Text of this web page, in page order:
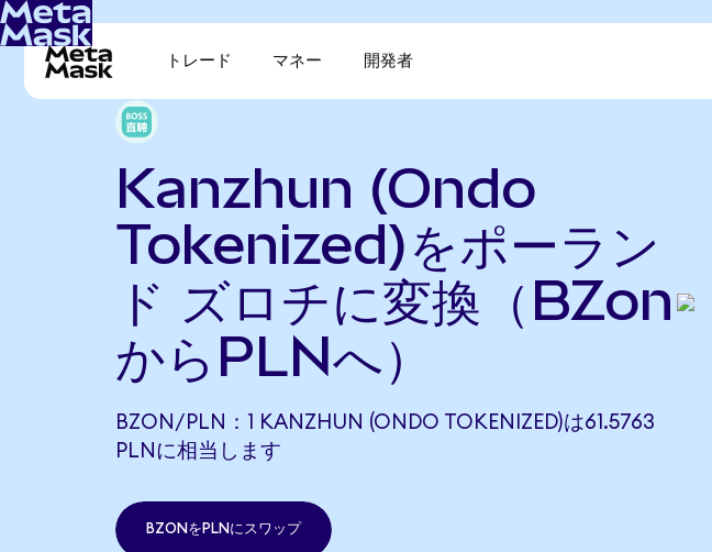
トレード マネー 開発者
Kanzhun (Ondo
Tokenized)をポーラン
ド ズロチに変換（BZon
からPLNへ）
BZON/PLN：1 KANZHUN (ONDO TOKENIZED)は61.5763
PLNに相当します
BZONをPLNにスワップ